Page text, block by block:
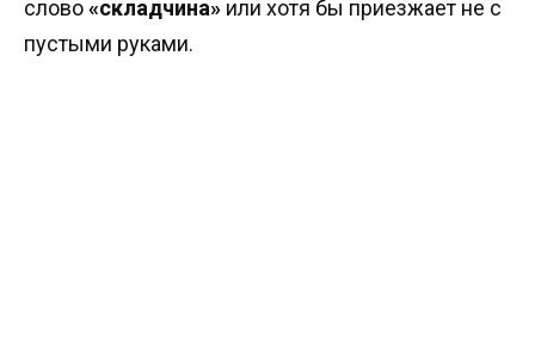
слово«складчина» или хотя бы приезжает не с
пустыми руками.